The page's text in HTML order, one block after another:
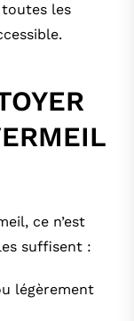
les
ce n’est
suffisent :
légèrement